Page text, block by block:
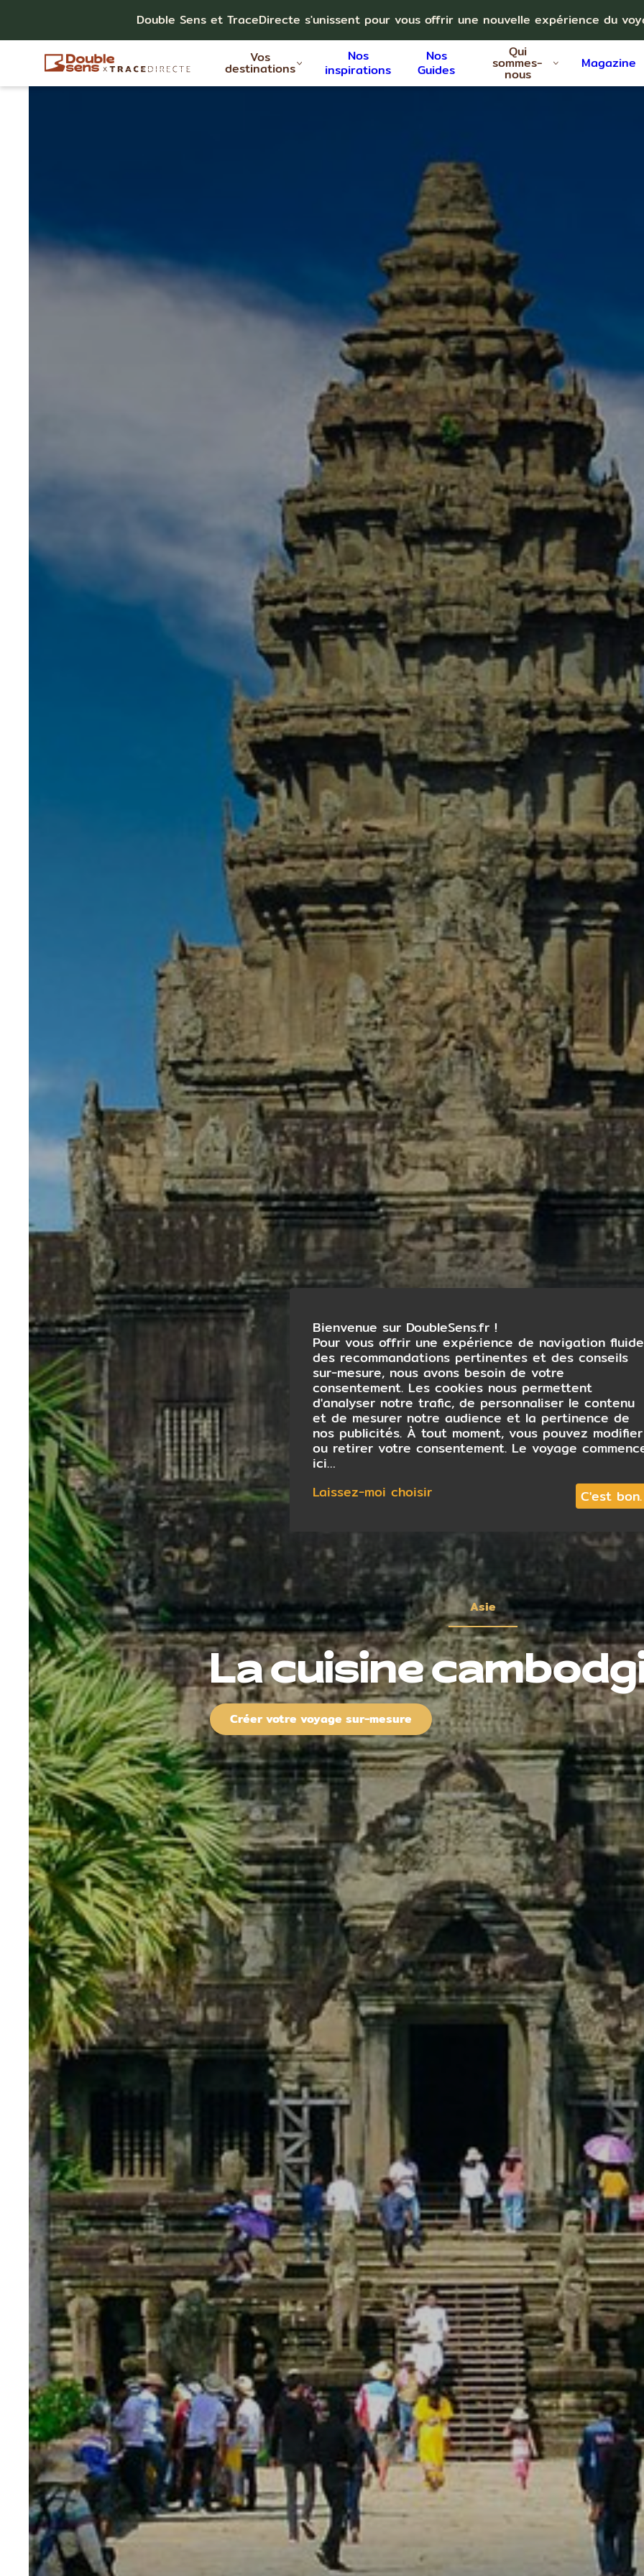
Double Sens et TraceDirecte s'unissent pour vous offrir une nouvelle expérience du
Vos
destinations
Nos
inspirations
Nos
Guides
Qui
sommes-
nous
Magazine
Asie
La cuisine
Créer votre voyage sur-mesure
Bienvenue sur DoubleSens.fr !
Pour vous offrir une expérience de navigation
des recommandations pertinentes et des conseils
sur-mesure, nous avons besoin de votre
consentement. Les cookies nous permettent
d'analyser notre trafic, de personnaliser le contenu
et de mesurer notre audience et la pertinence de
nos publicités. À tout moment, vous pouvez modifier
ou retirer votre consentement. Le voyage
ici…
Laissez-moi choisir
C'est bon.